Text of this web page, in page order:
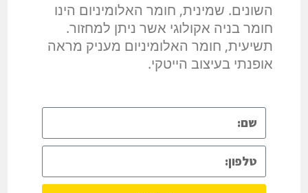
השונים. שמינית, חומר האלומיניום הינו
חומר בניה אקולוגי אשר ניתן למחזור.
תשיעית, חומר האלומיניום מעניק מראה
אופנתי בעיצוב הייטקי.